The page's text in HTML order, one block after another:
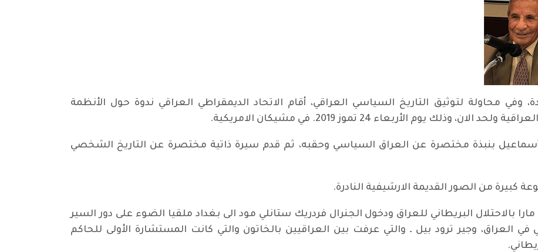
61 لثورة 14 تموز الخالدة، وفي محاولة لتوثيق التاريخ السياسي العراقي، أقام الاتحاد الديمقراطي العراقي ندوة حول الأنظمة
يوم الأربعاء 24 تموز 2019. في مشيكان الامريكية.
بنبذة مختصرة عن العراق السياسي وحقبه، ثم قدم سيرة ذاتية مختصرة عن التاريخ الشخصي
كبيرة من الصور القديمة الارشيفية النادرة.
بالاحتلال البريطاني للعراق ودخول الجنرال فردريك ستانلي مود الى بغداد ملقيا الضوء على دور السير
العراق، وجير ترود بيل ـ والتي عرفت بين العراقيين بالخاتون والتي كانت المستشارة الأولى للحاكم